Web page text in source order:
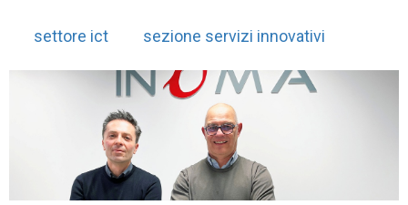
settore ict sezione servizi innovativi